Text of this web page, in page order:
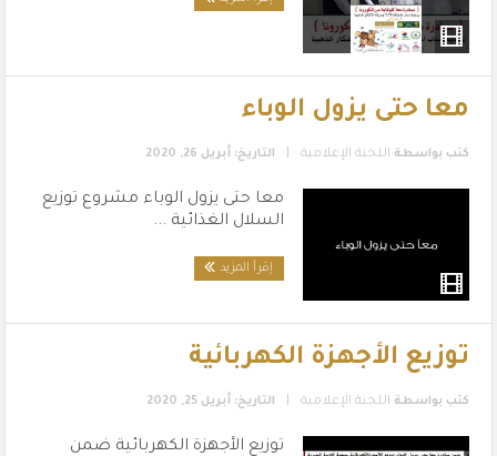
معا حتى يزول الوباء
كتب بواسطة اللجنة الإعلامية التاريخ: أبريل 26, 2020
معا حتى يزول الوباء مشروع توزيع
السلال الغذائية ...
إقرأ المزيد
توزيع الأجهزة الكهربائية
كتب بواسطة اللجنة الإعلامية التاريخ: أبريل 25, 2020
توزيع الأجهزة الكهربائية ضمن